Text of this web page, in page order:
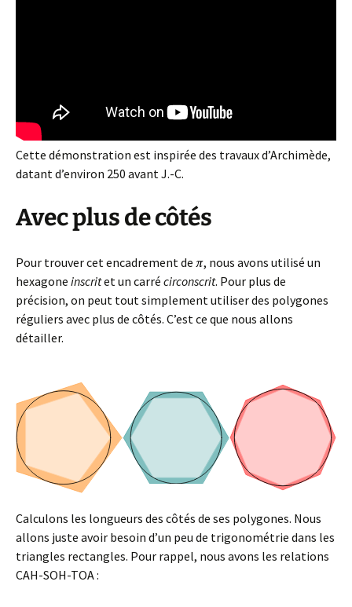
Cette démonstration est inspirée des travaux d’Archimède,
datant d’environ 250 avant J.-C.
Avec plus de côtés
Pour trouver cet encadrement de
, nous avons utilisé un
hexagone inscritet un carré circonscrit. Pour plus de
précision, on peut tout simplement utiliser des polygones
réguliers avec plus de côtés. C’est ce que nous allons
détailler.
Calculons les longueurs des côtés de ses polygones. Nous
allons juste avoir besoin d’un peu de trigonométrie dans les
triangles rectangles. Pour rappel, nous avons les relations
CAH-SOH-TOA :